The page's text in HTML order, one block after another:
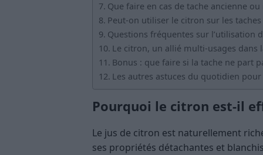
Que faire en cas de tache ancienne ou
Peut-on utiliser le citron sur les
Questions fréquentes sur l’utilisation
Le citron, un allié multi-usages dans
Bonus : que faire si la tache ne part
Les autres astuces du quotidien
Pourquoi le citron est-il
Le jus de citron est naturellement
ses propriétés détachantes et